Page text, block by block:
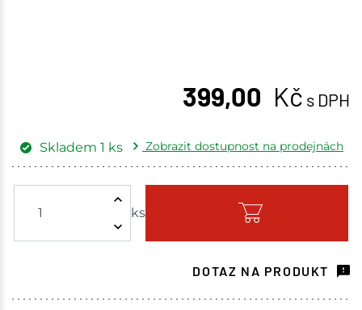
399,00 Kč s DPH
ks
Skladem 1 ks
Zobrazit dostupnost na prodejnách
Skladem - ihned k odeslání
Ceny na prodejnách se mohou lišit od cen na e-
DOTAZ NA PRODUKT